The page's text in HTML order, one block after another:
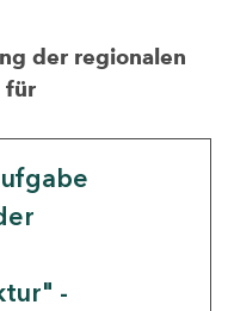
der regionalen
für
-